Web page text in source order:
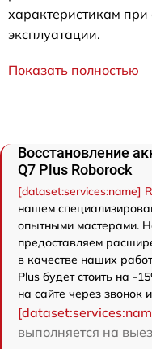
характеристикам
эксплуатации.
Показать полностью
Восстановление
Q7 Plus Roborock
[dataset:services:name]
нашем
опытными мастерами.
предоставляем
в качестве наших
Plus будет стоить на -
на сайте через звонок
выполняется на